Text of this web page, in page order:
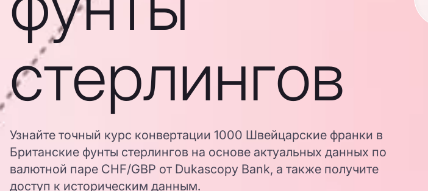
стерлингов
Узнайте точный курс конвертации 1000 Швейцарские франки в
Британские фунты стерлингов на основе актуальных данных по
валютной паре CHF/GBP от Dukascopy Bank, а также получите
доступ к историческим данным.